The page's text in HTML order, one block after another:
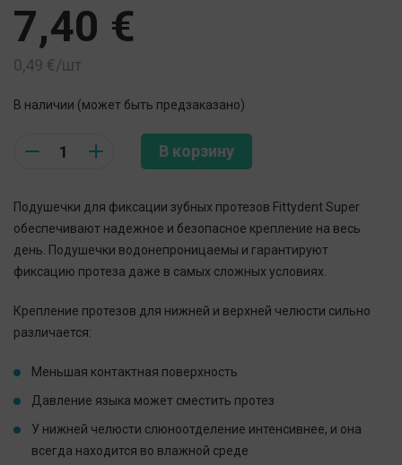
7,40 €
0,49 €/шт
В наличии (может быть предзаказано)
В корзину
Подушечки для фиксации зубных протезов Fittydent Super
обеспечивают надежное и безопасное крепление на весь
день. Подушечки водонепроницаемы и гарантируют
фиксацию протеза даже в самых сложных условиях.
Крепление протезов для нижней и верхней челюсти сильно
различается:
Меньшая контактная поверхность
Давление языка может сместить протез
У нижней челюсти слюноотделение интенсивнее, и она
всегда находится во влажной среде